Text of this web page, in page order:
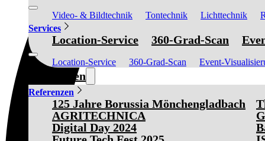
Video- & Bildtechnik Tontechnik Lichttechnik
Services
Location-Service 360-Grad-Scan
Location-Service 360-Grad-Scan Event-
Referenzen
Referenzen
125 Jahre Borussia Mönchengladbach
AGRITECHNICA
Digital Day 2024